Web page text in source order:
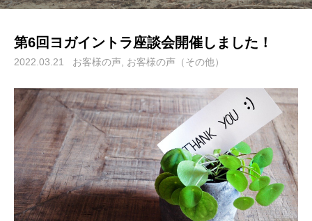
第6回ヨガイントラ座談会開催しました！
2022.03.21 お客様の声 お客様の声（その他）